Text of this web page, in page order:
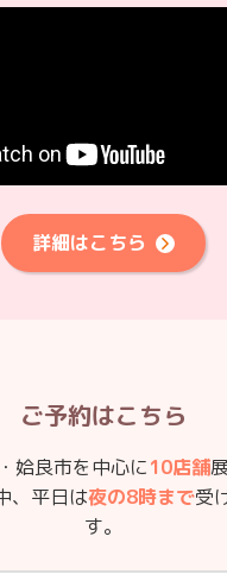
詳細はこちら
ご予約はこちら
姶良市を中心に10店舗
、平日は夜の8時まで受
す。